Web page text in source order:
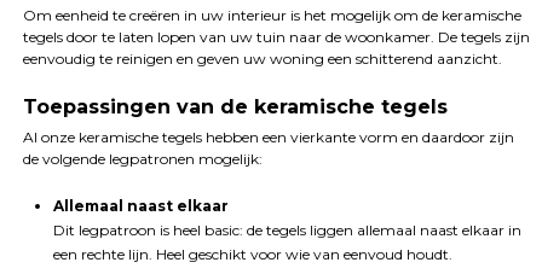
Om eenheid te creëren in uw interieur is het mogelijk om de keramische
tegels door te laten lopen van uw tuin naar de woonkamer. De tegels zijn
eenvoudig te reinigen en geven uw woning een schitterend aanzicht.
Toepassingen van de keramische tegels
Al onze keramische tegels hebben een vierkante vorm en daardoor zijn
de volgende legpatronen mogelijk:
Allemaal naast elkaar
Dit legpatroon is heel basic: de tegels liggen allemaal naast elkaar in
een rechte lijn. Heel geschikt voor wie van eenvoud houdt.